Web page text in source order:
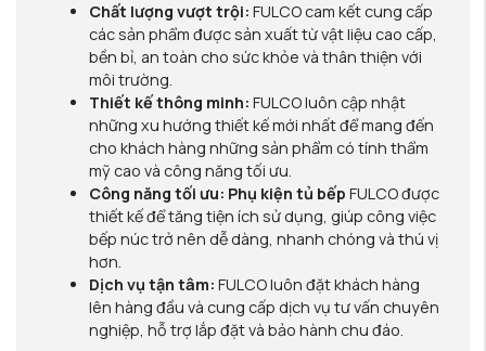
Chất lượng vượt trội: FULCO cam kết cung cấp
các sản phẩm được sản xuất từ vật liệu cao cấp,
bền bỉ, an toàn cho sức khỏe và thân thiện với
môi trường.
Thiết kế thông minh: FULCO luôn cập nhật
những xu hướng thiết kế mới nhất để mang đến
cho khách hàng những sản phẩm có tính thẩm
mỹ cao và công năng tối ưu.
Công năng tối ưu: Phụ kiện tủ bếp FULCO được
thiết kế để tăng tiện ích sử dụng, giúp công việc
bếp núc trở nên dễ dàng, nhanh chóng và thú vị
hơn.
Dịch vụ tận tâm: FULCO luôn đặt khách hàng
lên hàng đầu và cung cấp dịch vụ tư vấn chuyên
nghiệp, hỗ trợ lắp đặt và bảo hành chu đáo.